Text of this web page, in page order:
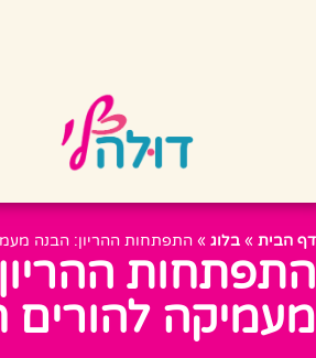
דף הבית » בלוג » התפתחות ההריון: הבנה
התפתחות
מעמיקה להורים